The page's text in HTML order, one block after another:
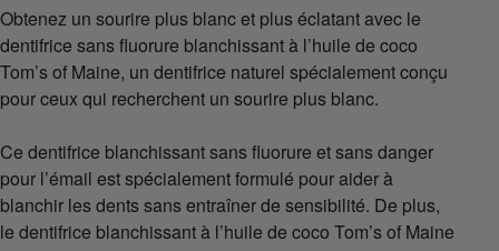
Same
page
link.
Obtenez un sourire plus blanc et plus éclatant avec le
dentifrice sans fluorure blanchissant à l’huile de coco
Tom’s of Maine, un dentifrice naturel spécialement conçu
pour ceux qui recherchent un sourire plus blanc.
Ce dentifrice blanchissant sans fluorure et sans danger
pour l’émail est spécialement formulé pour aider à
blanchir les dents sans entraîner de sensibilité. De plus,
le dentifrice blanchissant à l’huile de coco Tom’s of Maine